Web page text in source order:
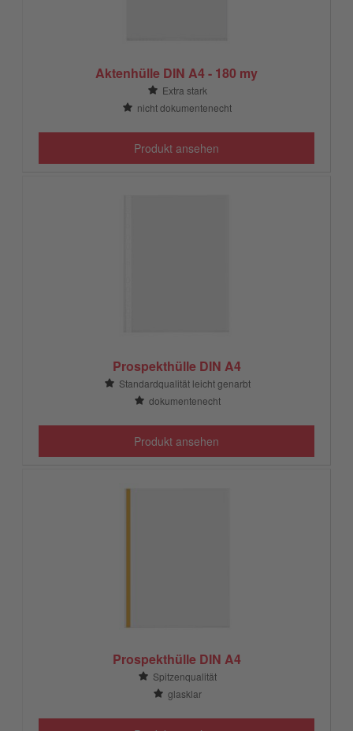
Aktenhülle DIN A4 - 180 my
Extra stark
nicht dokumentenecht
Produkt ansehen
Prospekthülle DIN A4
Standardqualität leicht genarbt
dokumentenecht
Produkt ansehen
Prospekthülle DIN A4
Spitzenqualität
glasklar